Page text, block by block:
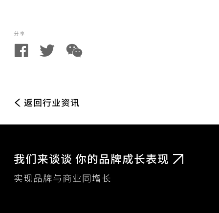
分享
返回行业资讯
我们来谈谈 你的品牌成长表现
实现品牌与商业同增长